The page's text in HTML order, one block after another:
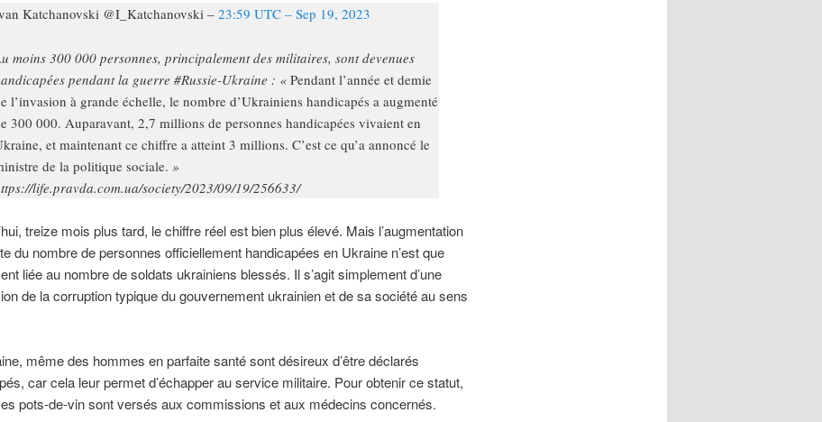
Katchanovski @I_Katchanovski – 23:59 UTC – Sep 19, 2023
moins 300 000 personnes, principalement des militaires, sont devenues
pendant la guerre #Russie-Ukraine : «Pendant l’année et demie
l’invasion à grande échelle, le nombre d’Ukrainiens handicapés a augmenté
300 000. Auparavant, 2,7 millions de personnes handicapées vivaient en
et maintenant ce chiffre a atteint 3 millions. C’est ce qu’a annoncé le
de la politique sociale. »
life.pravda.com.ua/society/2023/09/19/256633/
treize mois plus tard, le chiffre réel est bien plus élevé. Mais l’augmentation
du nombre de personnes officiellement handicapées en Ukraine n’est que
liée au nombre de soldats ukrainiens blessés. Il s’agit simplement d’une
de la corruption typique du gouvernement ukrainien et de sa société au sens
même des hommes en parfaite santé sont désireux d’être déclarés
car cela leur permet d’échapper au service militaire. Pour obtenir ce statut,
pots-de-vin sont versés aux commissions et aux médecins concernés.